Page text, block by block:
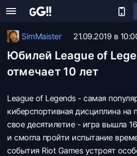
SimMaister 21.09.2019 в
Юбилей League of
отмечает 10 лет
League of Legends - самая
киберспортивная дисциплина на
свое десятилетие - игра вышла
и смогла пройти испытание
события Riot Games устроят